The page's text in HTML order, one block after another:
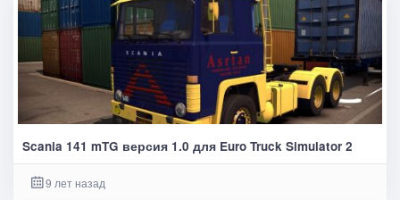
Scania 141 mTG версия 1.0 для Euro Truck Simulator 2
9 лет назад